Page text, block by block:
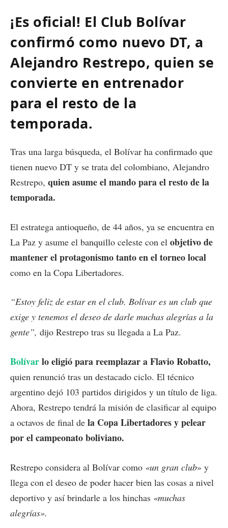
¡Es oficial! El Club Bolívar
confirmó como nuevo DT, a
Alejandro Restrepo, quien se
convierte en entrenador
para el resto de la
temporada.
Tras una larga búsqueda, el Bolívar ha confirmado que
tienen nuevo DT y se trata del colombiano, Alejandro
Restrepo, quien asume el mando para el resto de la
temporada.
El estratega antioqueño, de 44 años, ya se encuentra en
La Paz y asume el banquillo celeste con el objetivo de
mantener el protagonismo tanto en el torneo local
como en la Copa Libertadores.
“Estoy feliz de estar en el club. Bolívar es un club que
exige y tenemos el deseo de darle muchas alegrías a la
gente”, dijo Restrepo tras su llegada a La Paz.
Bolívarlo eligió para reemplazar a Flavio Robatto,
quien renunció tras un destacado ciclo. El técnico
argentino dejó 103 partidos dirigidos y un título de liga.
Ahora, Restrepo tendrá la misión de clasificar al equipo
a octavos de final de la Copa Libertadores y pelear
por el campeonato boliviano.
Restrepo considera al Bolívar como «un gran club» y
llega con el deseo de poder hacer bien las cosas a nivel
deportivo y así brindarle a los hinchas «muchas
alegrías».